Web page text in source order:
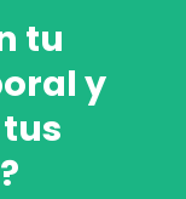
tu
y